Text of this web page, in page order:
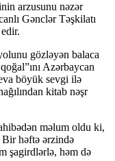
arzusunu nəzər
Gənclər Təşkilatı
gözləyən balaca
Azərbaycan
böyük sevgi ilə
kitab nəşr
məlum oldu ki,
Bir həftə ərzində
şagirdlərlə, həm də